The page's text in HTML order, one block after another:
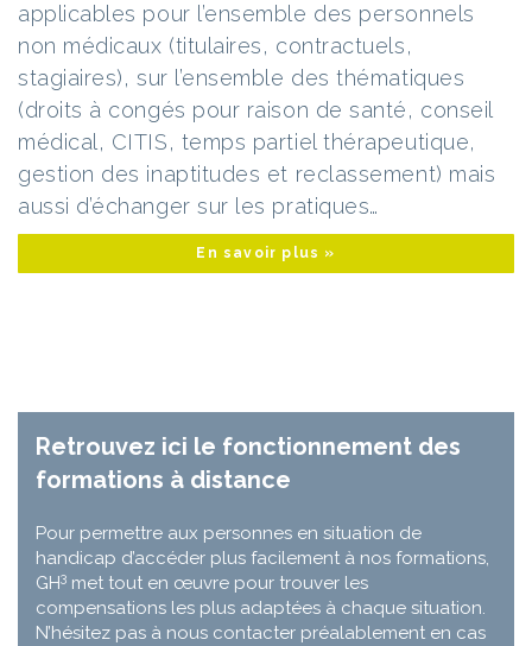
applicables pour l’ensemble des personnels
non médicaux (titulaires, contractuels,
stagiaires), sur l’ensemble des thématiques
(droits à congés pour raison de santé, conseil
médical, CITIS, temps partiel thérapeutique,
gestion des inaptitudes et reclassement) mais
aussi d’échanger sur les pratiques…
En savoir plus »
Retrouvez ici le fonctionnement des
formations à distance
Pour permettre aux personnes en situation de
handicap d’accéder plus facilement à nos formations,
GH3 met tout en œuvre pour trouver les
compensations les plus adaptées à chaque situation.
N’hésitez pas à nous contacter préalablement en cas